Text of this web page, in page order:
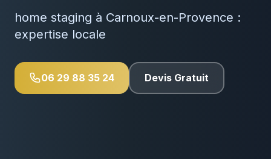
home staging à Carnoux-en-Provence :
expertise locale
06 29 88 35 24 Devis Gratuit